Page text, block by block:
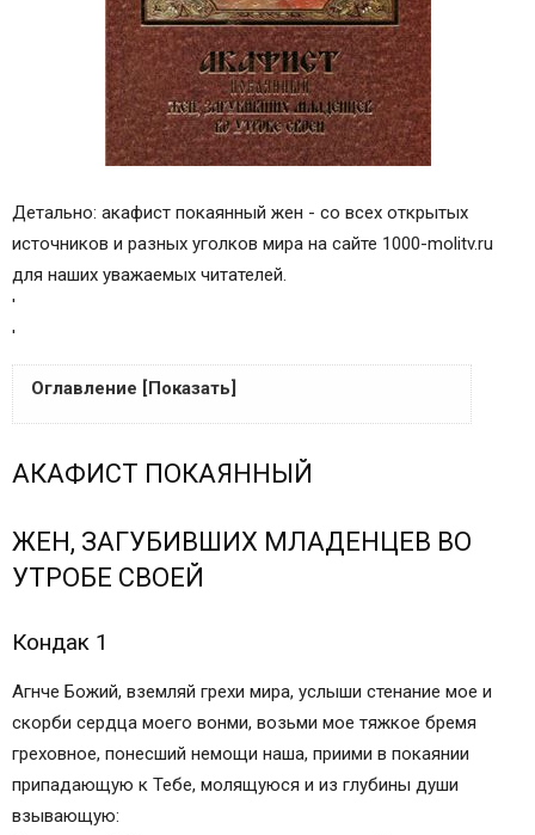
Детально: акафист покаянный жен - со всех открытых
источников и разных уголков мира на сайте 1000-molitv.ru
для наших уважаемых читателей.
'
'
Оглавление [Показать]
ЖЕН, ЗАГУБИВШИХ МЛАДЕНЦЕВ ВО УТРОБЕ
Кондак 1
Икос 1
Икос 2
Икос 3
Кондак 4
Икос 4
Кондак 5
Икос 5
АКАФИСТ ПОКАЯННЫЙ
ЖЕН, ЗАГУБИВШИХ МЛАДЕНЦЕВ ВО
УТРОБЕ СВОЕЙ
Кондак 1
Агнче Божий, вземляй грехи мира, услыши стенание мое и
скорби сердца моего вонми, возьми мое тяжкое бремя
греховное, понесший немощи наша, приими в покаянии
припадающую к Тебе, молящуюся и из глубины души
взывающую: